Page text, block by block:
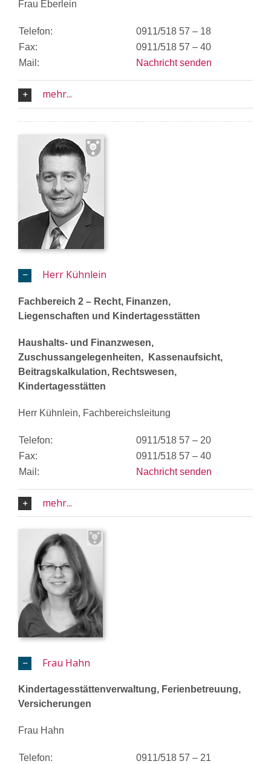
Frau Eberlein
Telefon:
0911/518 57 – 18
Fax:
0911/518 57 – 40
Mail:
Nachricht senden
mehr...
Herr Kühnlein
Fachbereich 2 – Recht, Finanzen,
Liegenschaften und Kindertagesstätten
Haushalts- und Finanzwesen,
Zuschussangelegenheiten, Kassenaufsicht,
Beitragskalkulation, Rechtswesen,
Kindertagesstätten
Herr Kühnlein, Fachbereichsleitung
Telefon:
0911/518 57 – 20
Fax:
0911/518 57 – 40
Mail:
Nachricht senden
mehr...
Frau Hahn
Kindertagesstättenverwaltung, Ferienbetreuung,
Versicherungen
Frau Hahn
Telefon:
0911/518 57 – 21